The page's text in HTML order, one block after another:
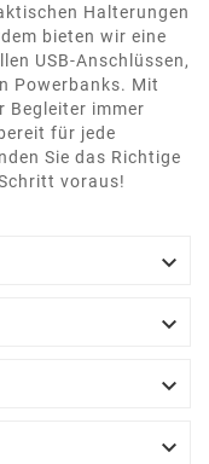
Halterungen
bieten wir eine
USB-Anschlüssen,
Powerbanks. Mit
Begleiter immer
für jede
Sie das Richtige
voraus!



